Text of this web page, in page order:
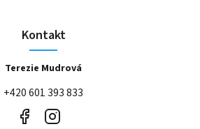
Kontakt
Terezie Mudrová
+420 601 393 833